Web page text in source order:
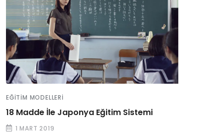
EĞITIM MODELLERI
18 Madde İle Japonya Eğitim Sistemi
1 MART 2019